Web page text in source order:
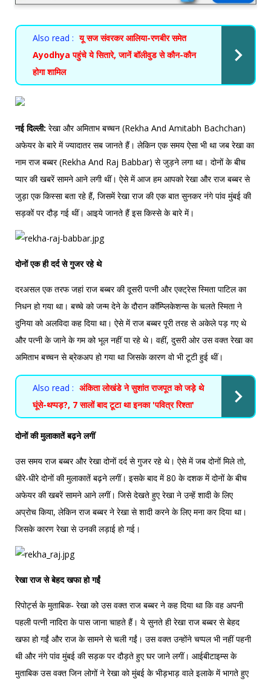
Also read : यू सज संवरकर आलिया-रणबीर समेत
Ayodhya पहुंचे ये सितारे, जानें बॉलीवुड से कौन-कौन
होगा शामिल
नई दिल्ली: रेखा और अमिताभ बच्चन (Rekha And Amitabh Bachchan)
अफेयर के बारे में ज्यादातर सब जानते हैं। लेकिन एक समय ऐसा भी था जब रेखा का
नाम राज बब्बर (Rekha And Raj Babbar) से जुड़ने लगा था। दोनों के बीच
प्यार की खबरें सामने आने लगी थीं। ऐसे में आज हम आपको रेखा और राज बब्बर से
जुड़ा एक किस्सा बता रहे हैं, जिसमें रेखा राज की एक बात सुनकर नंगे पांव मुंबई की
सड़कों पर दौड़ गई थीं। आइये जानते हैं इस किस्से के बारे में।
दोनों एक ही दर्द से गुजर रहे थे
दरअसल एक तरफ जहां राज बब्बर की दूसरी पत्नी और एक्ट्रेस स्मिता पाटिल का
निधन हो गया था। बच्चे को जन्म देने के दौरान कॉम्प्लिकेशन्स के चलते स्मिता ने
दुनिया को अलविदा कह दिया था। ऐसे में राज बब्बर पूरी तरह से अकेले पड़ गए थे
और पत्नी के जाने के गम को भूल नहीं पा रहे थे। वहीं, दुसरी ओर उस वक्त रेखा का
अमिताभ बच्चन से ब्रेकअप हो गया था जिसके कारण वो भी टूटी हुई थीं।
Also read : अंकिता लोखंडे ने सुशांत राजपूत को जड़े थे
घूंसे-थप्पड़?, 7 सालों बाद टूटा था इनका 'पवित्र रिश्ता'
दोनों की मुलाकातें बढ़ने लगीं
उस समय राज बब्बर और रेखा दोनों दर्द से गुजर रहे थे। ऐसे में जब दोनों मिले तो,
धीरे-धीरे दोनों की मुलाकातें बढ़ने लगीं। इसके बाद में 80 के दशक में दोनों के बीच
अफेयर की खबरें सामने आने लगीं। जिसे देखते हुए रेखा ने उन्हें शादी के लिए
अप्रोच किया, लेकिन राज बब्बर ने रेखा से शादी करने के लिए मना कर दिया था।
जिसके कारण रेखा से उनकी लड़ाई हो गई।
रेखा राज से बेहद खफा हो गईं
रिपोर्ट्स के मुताबिक- रेखा को उस वक्त राज बब्बर ने कह दिया था कि वह अपनी
पहली पत्नी नादिरा के पास जाना चाहते हैं। ये सुनते ही रेखा राज बब्बर से बेहद
खफा हो गईं और राज के सामने से चली गईं। उस वक्त उन्होंने चप्पल भी नहीं पहनी
थी और नंगे पांव मुंबई की सड़क पर दौड़ते हुए घर जाने लगीं। आईबीटाइम्स के
मुताबिक उस वक्त जिन लोगों ने रेखा को मुंबई के भीड़भाड़ वाले इलाके में भागते हुए